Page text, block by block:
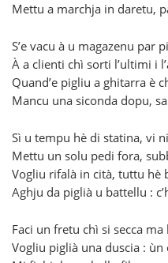
Mettu a marchja in daretu,
S’e vacu à u magazenu par
À a clienti chì sorti l’ultimi i
Quand’e pigliu a ghitarra è
Mancu una siconda dopu,
Sì u tempu hè di statina, vi
Mettu un solu pedi fora,
Vogliu rifalà in cità, tuttu hè
Aghju da piglià u battellu :
Faci un fretu chì si secca
Vogliu piglià una duscia : ùn